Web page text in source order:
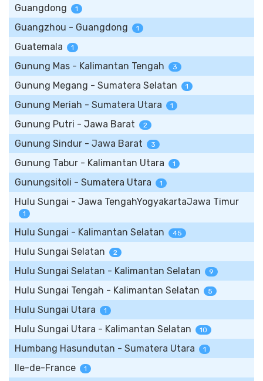
Guangdong 1
Guangzhou - Guangdong 1
Guatemala 1
Gunung Mas - Kalimantan Tengah 3
Gunung Megang - Sumatera Selatan 1
Gunung Meriah - Sumatera Utara 1
Gunung Putri - Jawa Barat 2
Gunung Sindur - Jawa Barat 3
Gunung Tabur - Kalimantan Utara 1
Gunungsitoli - Sumatera Utara 1
Hulu Sungai - Jawa TengahYogyakartaJawa Timur
1
Hulu Sungai - Kalimantan Selatan 45
Hulu Sungai Selatan 2
Hulu Sungai Selatan - Kalimantan Selatan 9
Hulu Sungai Tengah - Kalimantan Selatan 5
Hulu Sungai Utara 1
Hulu Sungai Utara - Kalimantan Selatan 10
Humbang Hasundutan - Sumatera Utara 1
Ile-de-France 1